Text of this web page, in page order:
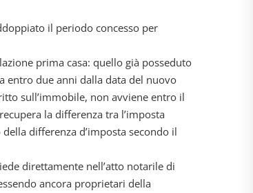
il periodo concesso per
prima casa: quello già posseduto
entro due anni dalla data del nuovo
sull’immobile, non avviene entro il
la differenza tra l’imposta
differenza d’imposta secondo il
direttamente nell’atto notarile di
ancora proprietari della